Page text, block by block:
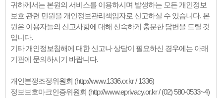
귀하께서는 본원의 서비스를 이용하시며 발생하는 모든 개인정보
보호 관련 민원을 개인정보관리책임자로 신고하실 수 있습니다. 본
원은 이용자들의 신고사항에 대해 신속하게 충분한 답변을 드릴 것
입니다.
기타 개인정보침해에 대한 신고나 상담이 필요하신 경우에는 아래
기관에 문의하시기 바랍니다.
개인분쟁조정위원회 (http://www.1336.or.kr / 1336)
정보보호마크인증위원회 (http://www.eprivacy.or.kr / (02) 580-0533~4)